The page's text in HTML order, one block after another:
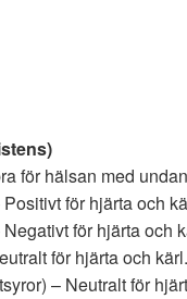
för hälsan med
för hjärta och
för hjärta och
för hjärta och kärl.
– Neutralt för